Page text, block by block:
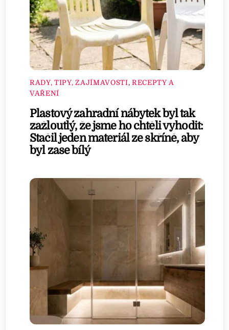
RADY, TIPY, ZAJÍMAVOSTI, RECEPTY A
VAŘENÍ
Plastový zahradní nábytek byl tak
zažloutlý, že jsme ho chtěli vyhodit:
Stačil jeden materiál ze skříně, aby
byl zase bílý